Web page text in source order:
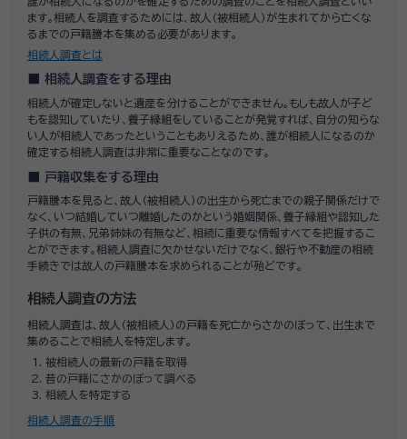
ます。相続人を調査するためには、故人（被相続人）が生まれてから亡くな
るまでの戸籍謄本を集める必要があります。
相続人調査とは
相続人調査をする理由
相続人が確定しないと遺産を分けることができません。もしも故人が子ど
もを認知していたり、養子縁組をしていることが発覚すれば、自分の知らな
い人が相続人であったということもありえるため、誰が相続人になるのか
確定する相続人調査は非常に重要なことなのです。
戸籍収集をする理由
戸籍謄本を見ると、故人（被相続人）の出生から死亡までの親子関係だけで
なく、いつ結婚していつ離婚したのかという婚姻関係、養子縁組や認知した
子供の有無、兄弟姉妹の有無など、相続に重要な情報すべてを把握するこ
とができます。相続人調査に欠かせないだけでなく、銀行や不動産の相続
手続きでは故人の戸籍謄本を求められることが殆どです。
相続人調査の方法
相続人調査は、故人（被相続人）の戸籍を死亡からさかのぼって、出生まで
集めることで相続人を特定します。
被相続人の最新の戸籍を取得
昔の戸籍にさかのぼって調べる
相続人を特定する
相続人調査の手順